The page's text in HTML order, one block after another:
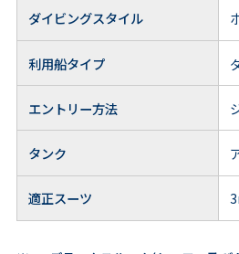
ダイビングスタイル
利用船タイプ
エントリー方法
タンク
適正スーツ